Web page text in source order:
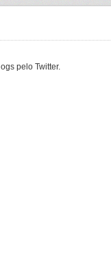
pelo Twitter.